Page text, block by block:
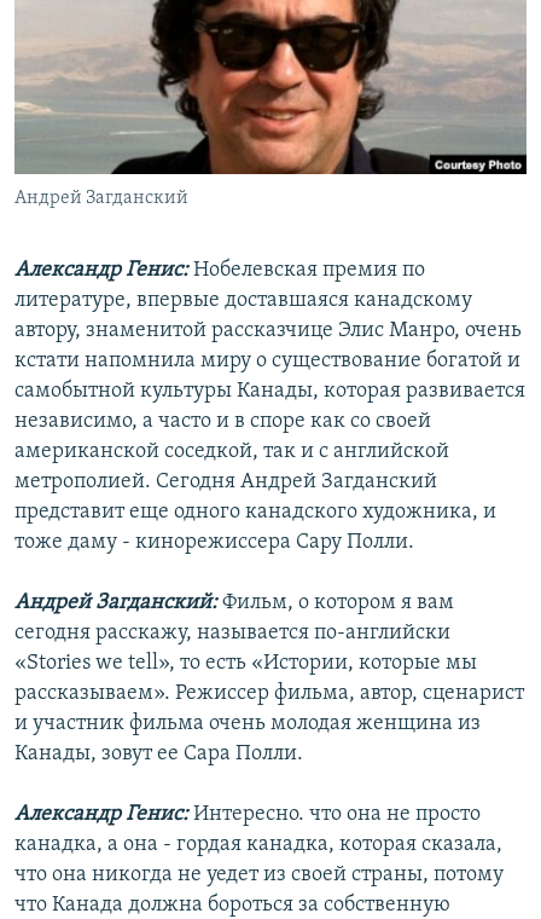
ПОДПИШИТЕСЬ НА РАССЫЛКУ
СОЦИАЛЬНЫЕ СЕТИ
Все сайты РСЕ/РС
Андрей Загданский
Александр Генис:Нобелевская премия по
литературе, впервые доставшаяся канадскому
автору, знаменитой рассказчице Элис Манро, очень
кстати напомнила миру о существование богатой и
самобытной культуры Канады, которая развивается
независимо, а часто и в споре как со своей
американской соседкой, так и с английской
метрополией. Сегодня Андрей Загданский
представит еще одного канадского художника, и
тоже даму - кинорежиссера Сару Полли.
Андрей Загданский:Фильм, о котором я вам
сегодня расскажу, называется по-английски
«Stories we tell», то есть «Истории, которые мы
рассказываем». Режиссер фильма, автор, сценарист
и участник фильма очень молодая женщина из
Канады, зовут ее Сара Полли.
Александр Генис:Интересно. что она не просто
канадка, а она - гордая канадка, которая сказала,
что она никогда не уедет из своей страны, потому
что Канада должна бороться за собственную